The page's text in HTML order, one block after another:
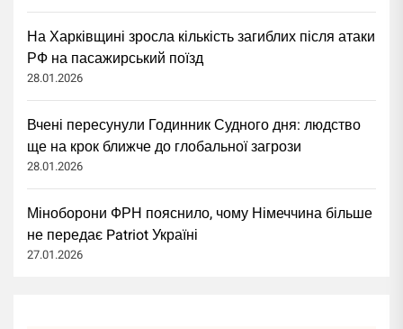
На Харківщині зросла кількість загиблих після атаки
РФ на пасажирський поїзд
28.01.2026
Вчені пересунули Годинник Судного дня: людство
ще на крок ближче до глобальної загрози
28.01.2026
Міноборони ФРН пояснило, чому Німеччина більше
не передає Patriot Україні
27.01.2026